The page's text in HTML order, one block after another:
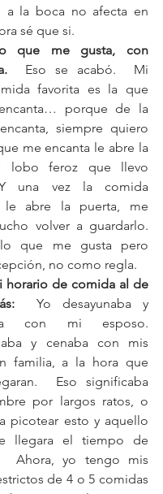
a la boca no afecta en
sé que si.
que me gusta, con
  Eso se acabó.  Mi
favorita es la que
porque de la
siempre quiero
me encanta le abre la
lobo feroz que llevo
una vez la comida
le abre la puerta, me
volver a guardarlo.
que me gusta pero
no como regla.
horario de comida al de
  Yo desayunaba y
con mi esposo.
y cenaba con mis
familia, a la hora que
Eso significaba
por largos ratos, o
picotear esto y aquello
llegara el tiempo de
Ahora, yo tengo mis
de 4 o 5 comidas